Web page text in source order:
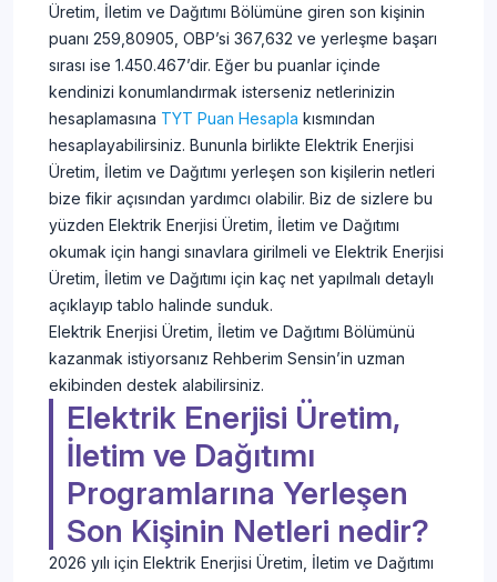
Üretim, İletim ve Dağıtımı Bölümüne giren son kişinin
puanı 259,80905, OBP’si 367,632 ve yerleşme başarı
sırası ise 1.450.467’dir. Eğer bu puanlar içinde
kendinizi konumlandırmak isterseniz netlerinizin
hesaplamasına TYT Puan Hesapla kısmından
hesaplayabilirsiniz. Bununla birlikte Elektrik Enerjisi
Üretim, İletim ve Dağıtımı yerleşen son kişilerin netleri
bize fikir açısından yardımcı olabilir. Biz de sizlere bu
yüzden Elektrik Enerjisi Üretim, İletim ve Dağıtımı
okumak için hangi sınavlara girilmeli ve Elektrik Enerjisi
Üretim, İletim ve Dağıtımı için kaç net yapılmalı detaylı
açıklayıp tablo halinde sunduk.
Elektrik Enerjisi Üretim, İletim ve Dağıtımı Bölümünü
kazanmak istiyorsanız Rehberim Sensin’in uzman
ekibinden destek alabilirsiniz.
Elektrik Enerjisi Üretim,
İletim ve Dağıtımı
Programlarına Yerleşen
Son Kişinin Netleri nedir?
2026 yılı için Elektrik Enerjisi Üretim, İletim ve Dağıtımı